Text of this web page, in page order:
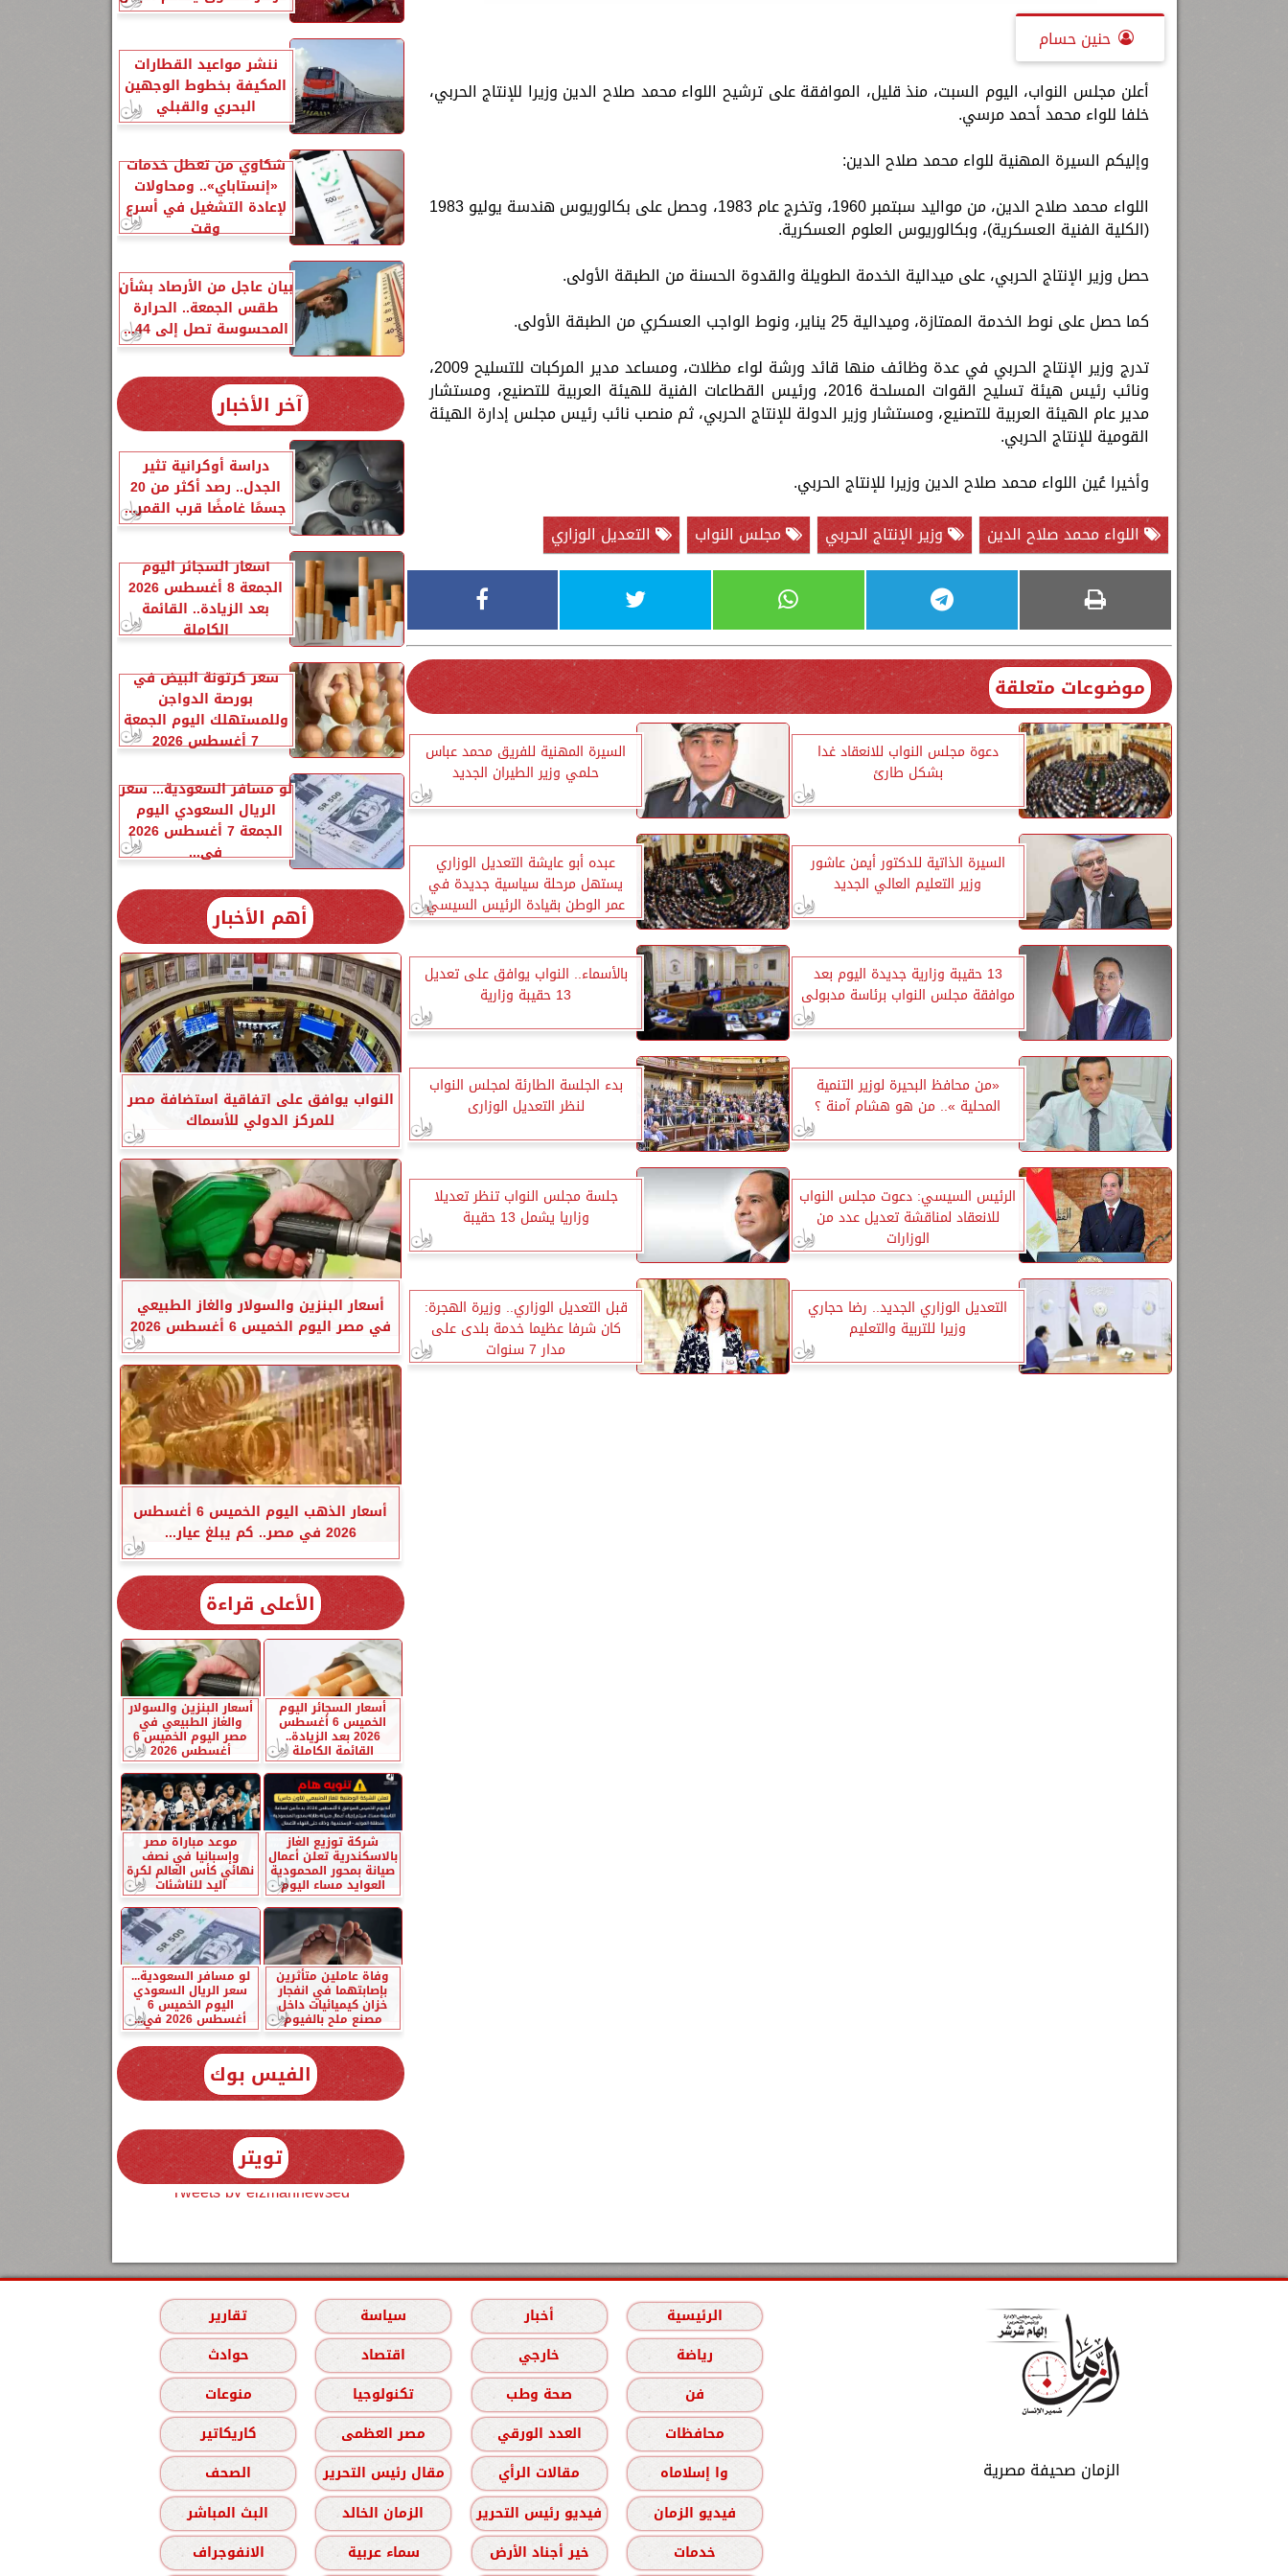
حنين حسام
أعلن مجلس النواب، اليوم السبت، منذ قليل، الموافقة على ترشيح اللواء محمد صلاح الدين وزيرا للإنتاج الحربي،
خلفا للواء محمد أحمد مرسي.
وإليكم السيرة المهنية للواء محمد صلاح الدين:
اللواء محمد صلاح الدين، من مواليد سبتمبر 1960، وتخرج عام 1983، وحصل على بكالوريوس هندسة يوليو 1983
(الكلية الفنية العسكرية)، وبكالوريوس العلوم العسكرية.
حصل وزير الإنتاج الحربي، على ميدالية الخدمة الطويلة والقدوة الحسنة من الطبقة الأولى.
كما حصل على نوط الخدمة الممتازة، وميدالية 25 يناير، ونوط الواجب العسكري من الطبقة الأولى.
تدرج وزير الإنتاج الحربي في عدة وظائف منها قائد ورشة لواء مظلات، ومساعد مدير المركبات للتسليح 2009،
ونائب رئيس هيئة تسليح القوات المسلحة 2016، ورئيس القطاعات الفنية للهيئة العربية للتصنيع، ومستشار
مدير عام الهيئة العربية للتصنيع، ومستشار وزير الدولة للإنتاج الحربي، ثم منصب نائب رئيس مجلس إدارة الهيئة
القومية للإنتاج الحربي.
وأخيرا عُين اللواء محمد صلاح الدين وزيرا للإنتاج الحربي.
اللواء محمد صلاح الدين
وزير الإنتاج الحربي مجلس النواب التعديل الوزاري
موضوعات متعلقة
دعوة مجلس النواب للانعقاد غدا
بشكل طارئ
السيرة المهنية للفريق محمد عباس
حلمي وزير الطيران الجديد
السيرة الذاتية للدكتور أيمن عاشور
وزير التعليم العالي الجديد
عبده أبو عايشة التعديل الوزاري
يستهل مرحلة سياسية جديدة في
عمر الوطن بقيادة الرئيس السيسي
13 حقيبة وزارية جديدة اليوم بعد
موافقة مجلس النواب برئاسة مدبولى
بالأسماء.. النواب يوافق على تعديل
13 حقيبة وزارية
«من محافظ البحيرة لوزير التنمية
المحلية ».. من هو هشام آمنة ؟
بدء الجلسة الطارئة لمجلس النواب
لنظر التعديل الوزارى
الرئيس السيسي: دعوت مجلس النواب
للانعقاد لمناقشة تعديل عدد من
الوزارات
جلسة مجلس النواب تنظر تعديلا
وزاريا يشمل 13 حقيبة
التعديل الوزاري الجديد.. رضا حجاري
وزيرا للتربية والتعليم
قبل التعديل الوزاري.. وزيرة الهجرة:
كان شرفا عظيما خدمة بلدى على
مدار 7 سنوات
ننشر مواعيد القطارات
المكيفة بخطوط الوجهين
البحري والقبلي
شكاوي من تعطل خدمات
«إنستاباي».. ومحاولات
لإعادة التشغيل في أسرع
وقت
بيان عاجل من الأرصاد بشأن
طقس الجمعة.. الحرارة
المحسوسة تصل إلى 44...
آخر الأخبار
دراسة أوكرانية تثير
الجدل.. رصد أكثر من 20
جسمًا غامضًا قرب القمر...
أسعار السجائر اليوم
الجمعة 8 أغسطس 2026
بعد الزيادة.. القائمة
الكاملة
سعر كرتونة البيض في
بورصة الدواجن
وللمستهلك اليوم الجمعة
7 أغسطس 2026
لو مسافر السعودية... سعر
الريال السعودي اليوم
الجمعة 7 أغسطس 2026
في...
أهم الأخبار
النواب يوافق على اتفاقية استضافة مصر
للمركز الدولي للأسماك
أسعار البنزين والسولار والغاز الطبيعي
في مصر اليوم الخميس 6 أغسطس 2026
أسعار الذهب اليوم الخميس 6 أغسطس
2026 في مصر.. كم يبلغ عيار...
الأعلى قراءة
أسعار السجائر اليوم
الخميس 6 أغسطس
2026 بعد الزيادة..
القائمة الكاملة
أسعار البنزين والسولار
والغاز الطبيعي في
مصر اليوم الخميس 6
أغسطس 2026
شركة توزيع الغاز
بالاسكندرية تعلن أعمال
صيانة بمحور المحمودية
العوايد مساء اليوم
موعد مباراة مصر
وإسبانيا في نصف
نهائي كأس العالم لكرة
اليد للناشئات
وفاة عاملين متأثرين
بإصابتهما في انفجار
خزان كيميائيات داخل
مصنع ملح بالفيوم
لو مسافر السعودية...
سعر الريال السعودي
اليوم الخميس 6
أغسطس 2026 في...
الفيس بوك
تويتر
Tweets by elzmannewseg
الزمان صحيفة مصرية
الرئيسية أخبار سياسة
تقارير
رياضة
خارجي اقتصاد
حوادث
فن
صحة وطب تكنولوجيا
منوعات
محافظات
العدد الورقي مصر العظمى
كاريكاتير
وا إسلاماه
مقالات الرأي مقال رئيس التحرير
الصحف
فيديو الزمان
فيديو رئيس التحرير الزمان الخالد
البث المباشر
خدمات
خير أجناد الأرض سماء عربية الانفوجراف